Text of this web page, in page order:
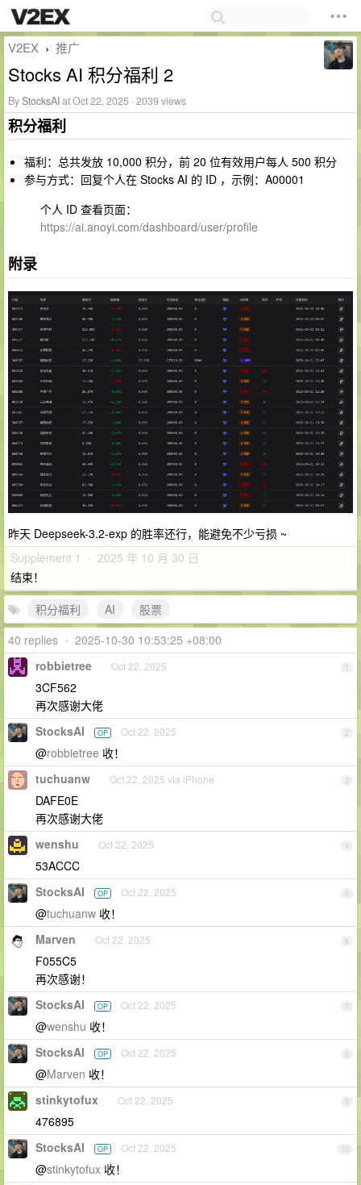
V2EX › 推广
Stocks AI 积分福利 2
ByStocksAIat Oct 22, 2025 · 2039 views
积分福利
福利：总共发放 10,000 积分，前 20 位有效用户每人 500 积分
参与方式：回复个人在 Stocks AI 的 ID ，示例：A00001
个人 ID 查看页面：
https://ai.anoyi.com/dashboard/user/profile
附录
昨天 Deepseek-3.2-exp 的胜率还行，能避免不少亏损 ~
Supplement 1 · 2025 年 10 月 30 日
结束！
积分福利
AI
股票
40 replies • 2025-10-30 10:53:25 +08:00
1
robbietree Oct 22, 2025
3CF562
再次感谢大佬
2
StocksAI OP Oct 22, 2025
@robbietree 收！
3
tuchuanw Oct 22, 2025 via iPhone
DAFE0E
再次感谢大佬
4
wenshu Oct 22, 2025
53ACCC
5
StocksAI OP Oct 22, 2025
@tuchuanw 收！
6
Marven Oct 22, 2025
F055C5
再次感谢！
7
StocksAI OP Oct 22, 2025
@wenshu 收！
8
StocksAI OP Oct 22, 2025
@Marven 收！
9
stinkytofux Oct 22, 2025
476895
10
StocksAI OP Oct 22, 2025
@stinkytofux 收！